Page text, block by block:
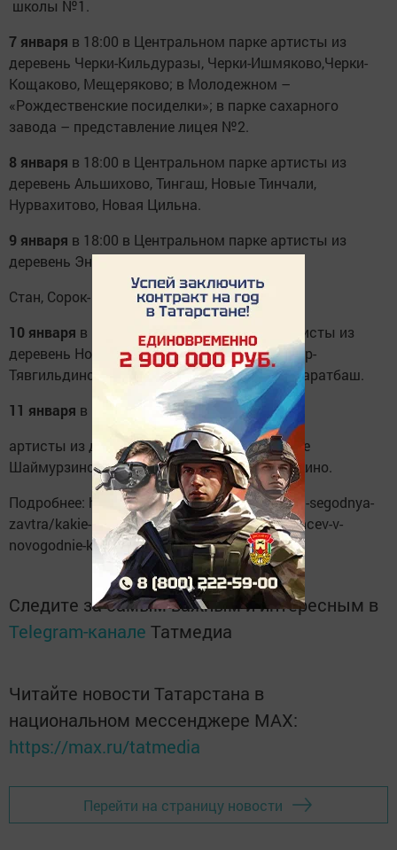
школы №1.
7 января в 18:00 в Центральном парке артисты из
деревень Черки-Кильдуразы, Черки-Ишмяково,Черки-
Кощаково, Мещеряково; в Молодежном –
«Рождественские посиделки»; в парке сахарного
завода – представление лицея №2.
8 января в 18:00 в Центральном парке артисты из
деревень Альшихово, Тингаш, Новые Тинчали,
Нурвахитово, Новая Цильна.
9 января в 18:00 в Центральном парке артисты из
деревень Энтуганы, Вольный
Стан, Сорок- Сайдак, Новые Мертли.
10 января в 18:00 в Центральном парке артисты из
деревень Новые Чекчабы, Ахмаметьево, Кыр-
Тявгильдино, Нурлаты, Кайбицы, Верхний Наратбаш.
11 января в 18:00 в Центральном парке
артисты из деревень Старые Тинчали, Новое
Шаймурзино, Старые Мертли, Кошки Шемякино.
Подробнее: https://buinsk-tat.ru/news/vchera-segodnya-
zavtra/kakie-novogodnie-razvleceniia-zdut-buincev-v-
novogodnie-kanikuly
Следите за самым важным и интересным в
Telegram-канале Татмедиа
Читайте новости Татарстана в
национальном мессенджере MАХ:
https://max.ru/tatmedia
Перейти на страницу новости